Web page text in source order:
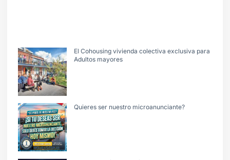
El Cohousing vivienda colectiva exclusiva para
Adultos mayores
Quieres ser nuestro microanunciante?